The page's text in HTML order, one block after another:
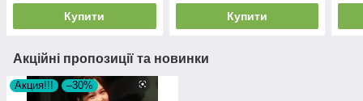
Купити Купити
Акційні пропозиції та новинки
Акция!!! –30%